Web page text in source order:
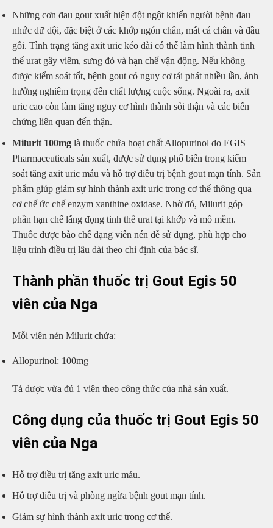
Những cơn đau gout xuất hiện đột ngột khiến người bệnh đau
nhức dữ dội, đặc biệt ở các khớp ngón chân, mắt cá chân và đầu
gối. Tình trạng tăng axit uric kéo dài có thể làm hình thành tinh
thể urat gây viêm, sưng đỏ và hạn chế vận động. Nếu không
được kiểm soát tốt, bệnh gout có nguy cơ tái phát nhiều lần, ảnh
hưởng nghiêm trọng đến chất lượng cuộc sống. Ngoài ra, axit
uric cao còn làm tăng nguy cơ hình thành sỏi thận và các biến
chứng liên quan đến thận.
Milurit 100mg là thuốc chứa hoạt chất Allopurinol do EGIS
Pharmaceuticals sản xuất, được sử dụng phổ biến trong kiểm
soát tăng axit uric máu và hỗ trợ điều trị bệnh gout mạn tính. Sản
phẩm giúp giảm sự hình thành axit uric trong cơ thể thông qua
cơ chế ức chế enzym xanthine oxidase. Nhờ đó, Milurit góp
phần hạn chế lắng đọng tinh thể urat tại khớp và mô mềm.
Thuốc được bào chế dạng viên nén dễ sử dụng, phù hợp cho
liệu trình điều trị lâu dài theo chỉ định của bác sĩ.
Thành phần thuốc trị Gout Egis 50
viên của Nga
Mỗi viên nén Milurit chứa:
Allopurinol: 100mg
Tá dược vừa đủ 1 viên theo công thức của nhà sản xuất.
Công dụng của thuốc trị Gout Egis 50
viên của Nga
Hỗ trợ điều trị tăng axit uric máu.
Hỗ trợ điều trị và phòng ngừa bệnh gout mạn tính.
Giảm sự hình thành axit uric trong cơ thể.